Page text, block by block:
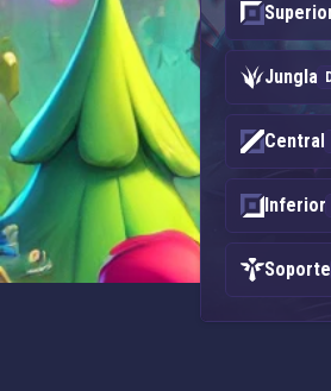
Jungla
Central
Inferior
Soporte